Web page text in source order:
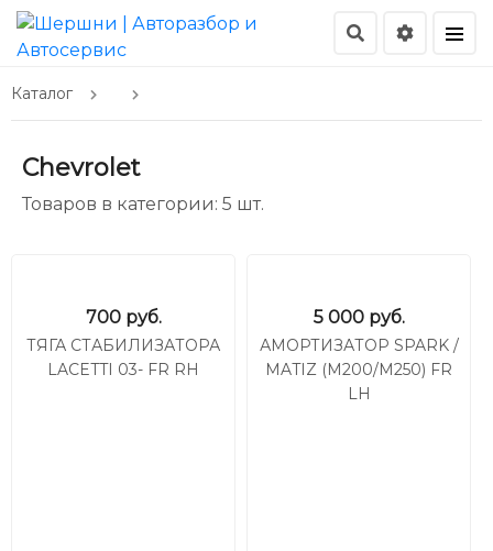
Каталог
Chevrolet
Товаров в категории: 5 шт.
700 руб.
ТЯГА СТАБИЛИЗАТОРА
LACETTI 03- FR RH
5 000 руб.
АМОРТИЗАТОР SPARK /
MATIZ (M200/M250) FR
LH